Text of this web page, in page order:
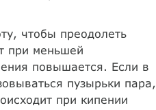
чтобы преодолеть
при меньшей
повышается. Если в
пузырьки пара,
при кипении